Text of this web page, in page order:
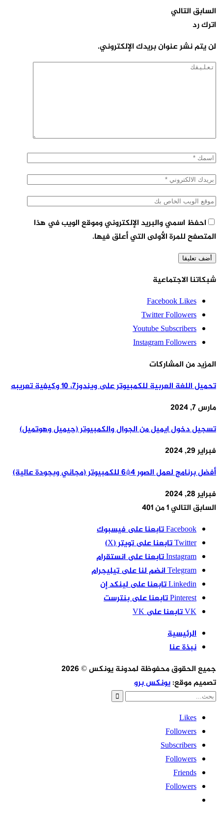
السابقالتالي
اترك رد
لن يتم نشر عنوان بريدك الإلكتروني.
احفظ اسمي والبريد الإلكتروني وموقع الويب في هذا
المتصفح للمرة الأولى التي أعلق فيها.
شبكاتنا الاجتماعية
FacebookLikes
TwitterFollowers
YoutubeSubscribers
InstagramFollowers
المزيد من المشاركات
تحميل اللغة العربية للكمبيوتر على ويندوز7، 10 وكيفية تعريبه
مارس 7, 2024
تسجيل دخول ايميل من الجوال والكمبيوتر (جيميل وهوتميل)
فبراير 29, 2024
أفضل برنامج لعمل الصور 4*6 للكمبيوتر (مجاني وبجودة عالية)
فبراير 28, 2024
السابقالتالي1 من 401
Facebookتابعنا على فيسبوك
Twitterتابعنا على تويتر (X)
Instagramتابعنا على انستقرام
Telegramانضم لنا على تيليجرام
Linkedinتابعنا على لينكد إن
Pinterestتابعنا على بنترست
VKتابعنا على VK
الرئيسية
نبذة عنا
جميع الحقوق محفوظة لمدونة يونكس © 2026
تصميم موقع:يونكس برو
Likes
Followers
Subscribers
Followers
Friends
Followers